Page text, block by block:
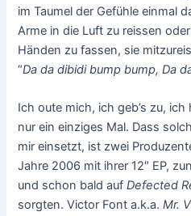
im Taumel der Gefühle einmal
Arme in die Luft zu reissen
Händen zu fassen, sie
“Da da dibidi bump bump, Da
Ich oute mich, ich geb’s zu,
nur ein einziges Mal. Dass
mir einsetzt, ist zwei
Jahre 2006 mit ihrer 12″ EP,
und schon bald aufDefected
sorgten. Victor Font a.k.a.Mr. V